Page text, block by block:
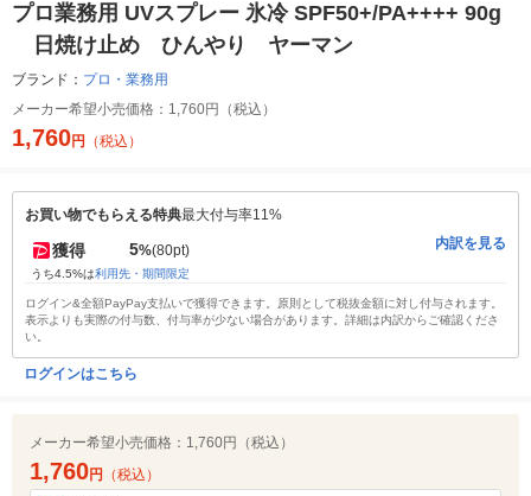
プロ業務用 UVスプレー 氷冷 SPF50+/PA++++ 90g
日焼け止め ひんやり ヤーマン
ブランド： プロ・業務用
メーカー希望小売価格： 1,760円（税込）
1,760円 （税込）
お買い物でもらえる特典最大付与率11%
獲得 5%(80pt)
うち4.5%は利用先・期間限定
内訳を見る
ログイン&全額PayPay支払いで獲得できます。原則として税抜金額に対し付与されます。
表示よりも実際の付与数、付与率が少ない場合があります。詳細は内訳からご確認くださ
い。
ログインはこちら
メーカー希望小売価格： 1,760円（税込）
1,760円 （税込）